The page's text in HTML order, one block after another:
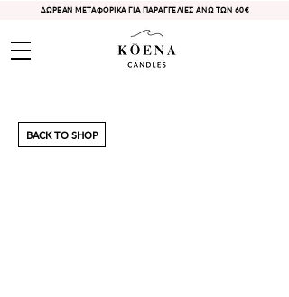
ΔΩΡΕΑΝ ΜΕΤΑΦΟΡΙΚΑ ΓΙΑ ΠΑΡΑΓΓΕΛΙΕΣ ΑΝΩ ΤΩΝ 60€
BACK TO SHOP